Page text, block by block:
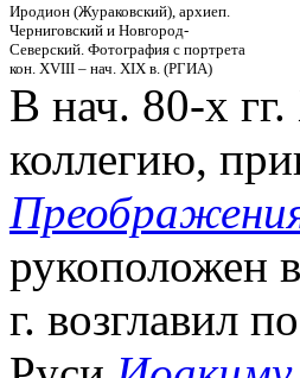
Иродион (Жураковский), архиеп.
Черниговский и Новгород-
Северский. Фотография с портрета
кон. XVIII – нач. XIX в. (РГИА)
В нач. 80-х
коллегию,
рукоположен
г. возглавил